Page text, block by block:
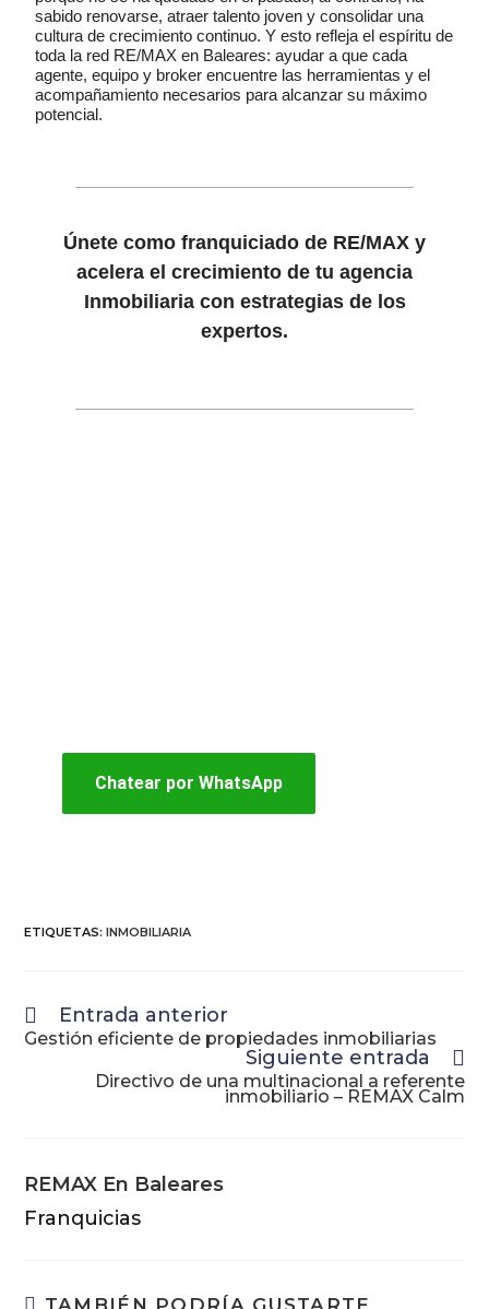
sabido renovarse, atraer talento joven y consolidar una
cultura de crecimiento continuo. Y esto refleja el espíritu de
toda la red RE/MAX en Baleares: ayudar a que cada
agente, equipo y broker encuentre las herramientas y el
acompañamiento necesarios para alcanzar su máximo
potencial.
Únete como franquiciado de RE/MAX y
acelera el crecimiento de tu agencia
Inmobiliaria con estrategias de los
expertos.
Chatear por WhatsApp
ETIQUETAS:INMOBILIARIA
Entrada anterior
Gestión eficiente de propiedades inmobiliarias
Siguiente entrada
Directivo de una multinacional a referente
inmobiliario – REMAX Calm
REMAX En Baleares
Franquicias
TAMBIÉN PODRÍA GUSTARTE